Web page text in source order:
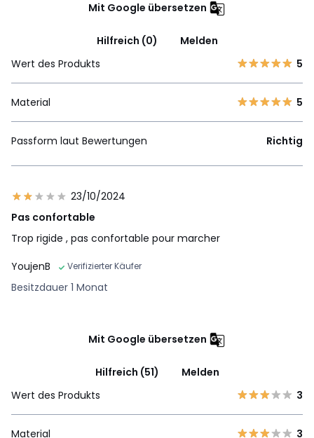
Mit Google übersetzen
Hilfreich (0)
Melden
Wert des Produkts
5
Material 5
Passform laut Bewertungen Richtig
23/10/2024
Pas confortable
Trop rigide , pas confortable pour marcher
YoujenB
Verifizierter Käufer
Besitzdauer 1 Monat
Mit Google übersetzen
Hilfreich (51)
Melden
Wert des Produkts
3
Material 3